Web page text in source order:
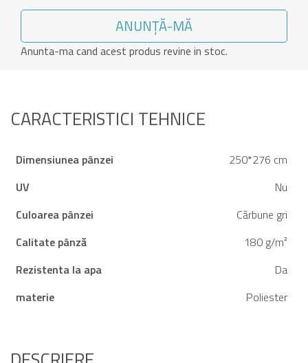
ANUNȚĂ-MĂ
Anunta-ma cand acest produs revine in stoc.
CARACTERISTICI TEHNICE
Dimensiunea pânzei
250*276 cm
UV
Nu
Culoarea pânzei
Cărbune gri
Calitate pânză
180 g/m²
Rezistenta la apa
Da
materie
Poliester